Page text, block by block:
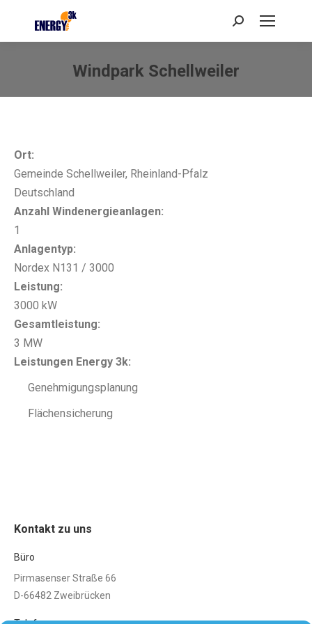
Search:
Windpark Schellweiler
Ort:
Gemeinde Schellweiler, Rheinland-Pfalz
Deutschland
Anzahl Windenergieanlagen:
1
Anlagentyp:
Nordex N131 / 3000
Leistung:
3000 kW
Gesamtleistung:
3 MW
Leistungen Energy 3k:
Genehmigungsplanung
Flächensicherung
Kontakt zu uns
Büro
Pirmasenser Straße 66
D-66482 Zweibrücken